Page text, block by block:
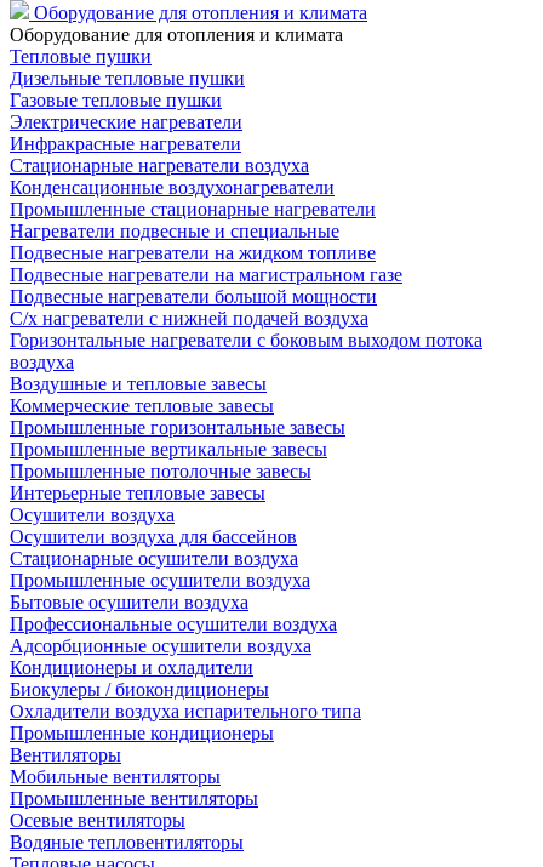
Оборудование для отопления и климата
Оборудование для отопления и климата
Тепловые пушки
Дизельные тепловые пушки
Газовые тепловые пушки
Электрические нагреватели
Инфракрасные нагреватели
Стационарные нагреватели воздуха
Конденсационные воздухонагреватели
Промышленные стационарные нагреватели
Нагреватели подвесные и специальные
Подвесные нагреватели на жидком топливе
Подвесные нагреватели на магистральном газе
Подвесные нагреватели большой мощности
С/х нагреватели с нижней подачей воздуха
Горизонтальные нагреватели с боковым выходом потока
воздуха
Воздушные и тепловые завесы
Коммерческие тепловые завесы
Промышленные горизонтальные завесы
Промышленные вертикальные завесы
Промышленные потолочные завесы
Интерьерные тепловые завесы
Осушители воздуха
Осушители воздуха для бассейнов
Стационарные осушители воздуха
Промышленные осушители воздуха
Бытовые осушители воздуха
Профессиональные осушители воздуха
Адсорбционные осушители воздуха
Кондиционеры и охладители
Биокулеры / биокондиционеры
Охладители воздуха испарительного типа
Промышленные кондиционеры
Вентиляторы
Мобильные вентиляторы
Промышленные вентиляторы
Осевые вентиляторы
Водяные тепловентиляторы